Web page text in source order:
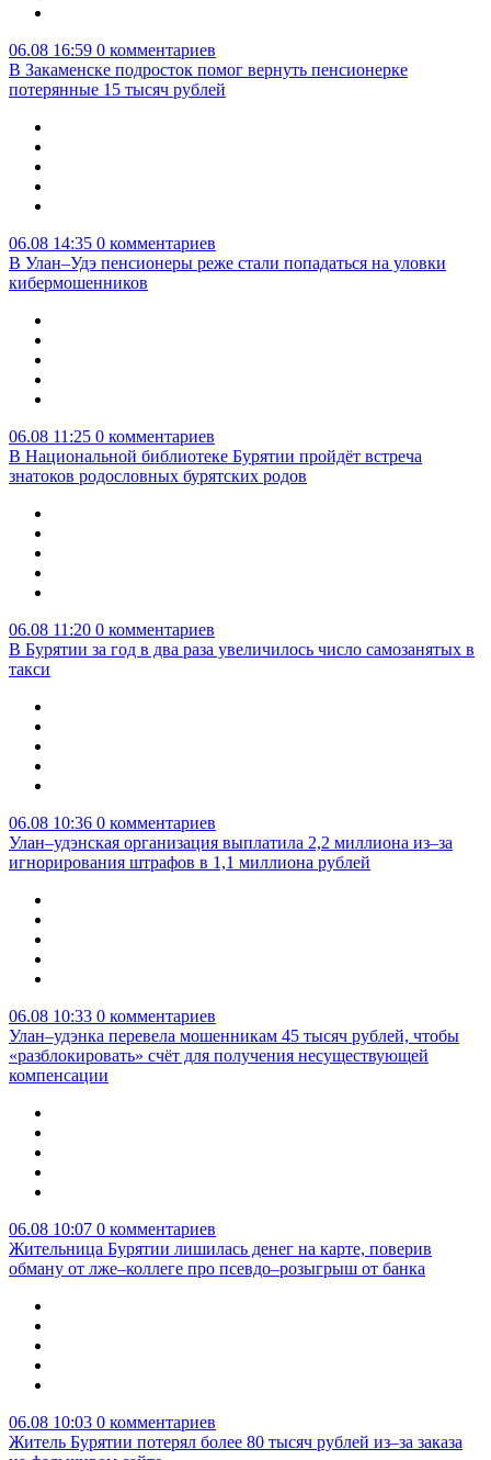
06.08 16:59 0 комментариев
В Закаменске подросток помог вернуть пенсионерке
потерянные 15 тысяч рублей
06.08 14:35 0 комментариев
В Улан–Удэ пенсионеры реже стали попадаться на уловки
кибермошенников
06.08 11:25 0 комментариев
В Национальной библиотеке Бурятии пройдёт встреча
знатоков родословных бурятских родов
06.08 11:20 0 комментариев
В Бурятии за год в два раза увеличилось число самозанятых в
такси
06.08 10:36 0 комментариев
Улан–удэнская организация выплатила 2,2 миллиона из–за
игнорирования штрафов в 1,1 миллиона рублей
06.08 10:33 0 комментариев
Улан–удэнка перевела мошенникам 45 тысяч рублей, чтобы
«разблокировать» счёт для получения несуществующей
компенсации
06.08 10:07 0 комментариев
Жительница Бурятии лишилась денег на карте, поверив
обману от лже–коллеге про псевдо–розыгрыш от банка
06.08 10:03 0 комментариев
Житель Бурятии потерял более 80 тысяч рублей из–за заказа